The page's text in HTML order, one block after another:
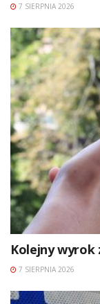
7 SIERPNIA 2026
Kolejny wyrok
7 SIERPNIA 2026